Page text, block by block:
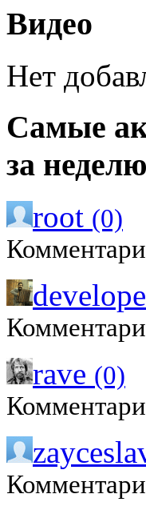
Видео
Нет
Самые
за неделю
root (0)
rave (0)